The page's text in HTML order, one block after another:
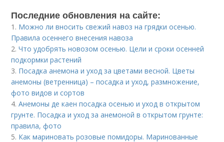
Последние обновления на сайте:
1. Можно ли вносить свежий навоз на грядки осенью.
Правила осеннего внесения навоза
2.Что удобрять новозом осенью. Цели и сроки осенней
подкормки растений
3. Посадка анемона и уход за цветами весной. Цветы
анемоны (ветренница) – посадка и уход, размножение,
фото видов и сортов
4.Анемоны де каен посадка осенью и уход в открытом
грунте. Посадка и уход за анемоной в открытом грунте:
правила, фото
5. Как мариновать розовые помидоры. Маринованные